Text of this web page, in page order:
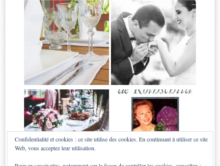
Confidentialité et cookies : ce site utilise des cookies. En continuant à utiliser ce site
Web, vous acceptez leur utilisation.